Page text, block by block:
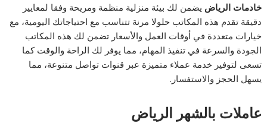
خادمات الرياض يضمن لك بيئة منزلية منظمة ومريحة وفقا لمعايير
دقيقة تقدم هذه المكاتب حلولا مرنة تتناسب مع احتياجاتك اليومية، مع
خيارات متعددة في أوقات العمل والأسعار تضمن لك هذه المكاتب
الجودة والسرعة في تنفيذ المهام، مما يوفر لك الراحة والوقت كما
تسعى لتوفير خدمة عملاء متميزة عبر قنوات تواصل متنوعة، مما
يسهل الحجز والاستفسار.
عاملات بالشهر الرياض